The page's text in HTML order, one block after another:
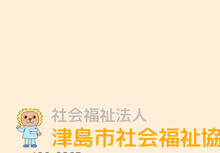
社会福祉法人
津島市社会福祉